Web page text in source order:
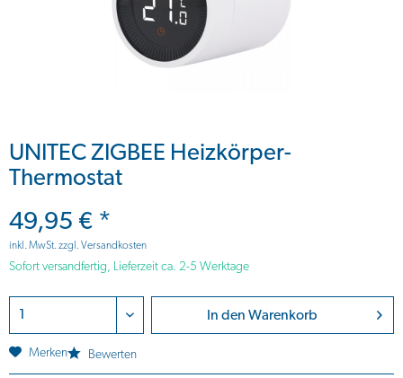
UNITEC ZIGBEE Heizkörper-
Thermostat
49,95 € *
inkl. MwSt.zzgl. Versandkosten
Sofort versandfertig, Lieferzeit ca. 2-5 Werktage
In den Warenkorb
Merken Bewerten